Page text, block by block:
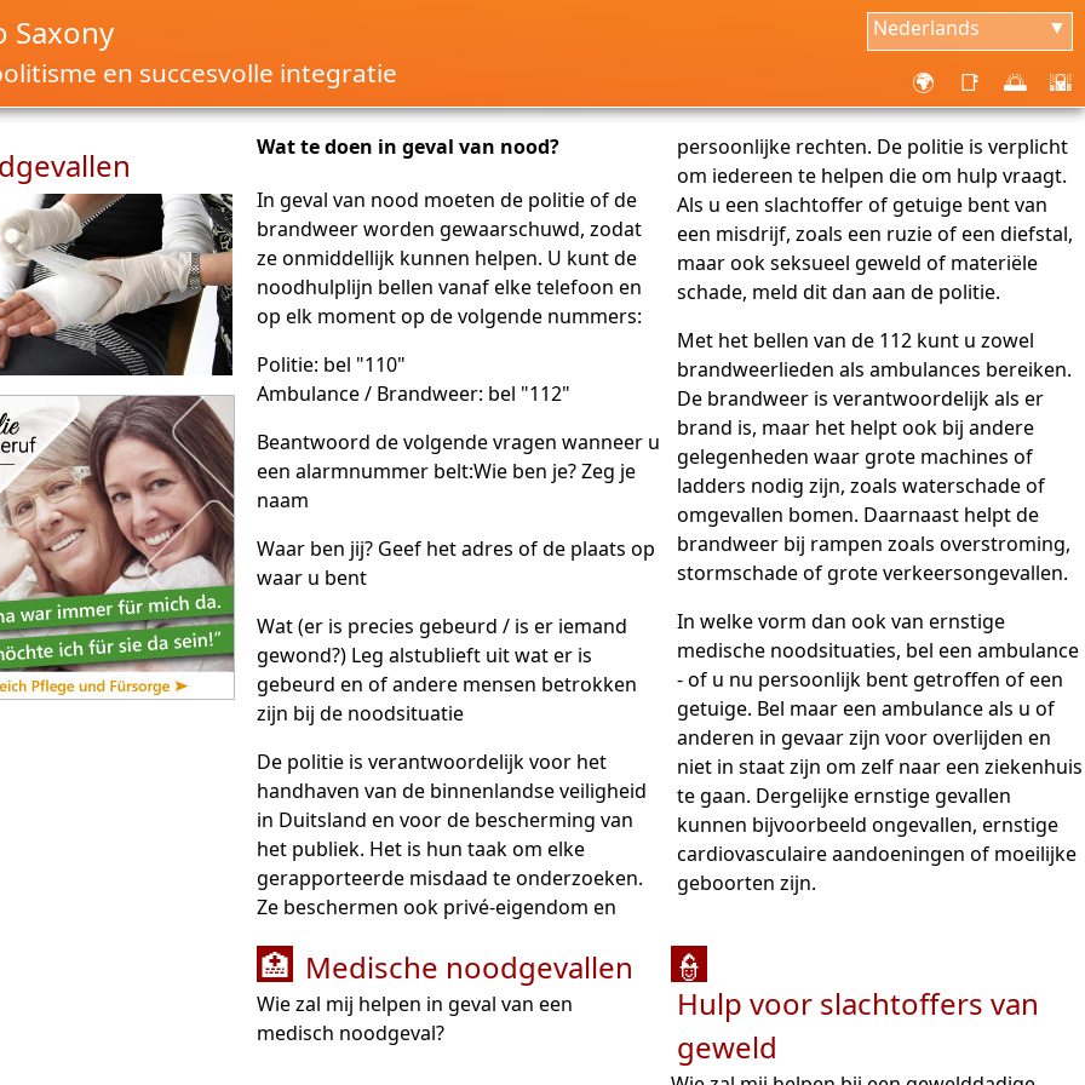
Nederlands ▼
Saxony
en succesvolle integratie 🌍 📑 🌅 🌇
Wat te doen in geval van nood?
In geval van nood moeten de politie of de
brandweer worden gewaarschuwd, zodat
ze onmiddellijk kunnen helpen. U kunt de
noodhulplijn bellen vanaf elke telefoon en
op elk moment op de volgende nummers:
Politie: bel "110"
Ambulance / Brandweer: bel "112"
Beantwoord de volgende vragen wanneer u
een alarmnummer belt:Wie ben je? Zeg je
naam
Waar ben jij? Geef het adres of de plaats op
waar u bent
Wat (er is precies gebeurd / is er iemand
gewond?) Leg alstublieft uit wat er is
gebeurd en of andere mensen betrokken
zijn bij de noodsituatie
De politie is verantwoordelijk voor het
handhaven van de binnenlandse veiligheid
in Duitsland en voor de bescherming van
het publiek. Het is hun taak om elke
gerapporteerde misdaad te onderzoeken.
Ze beschermen ook privé-eigendom en
persoonlijke rechten. De politie is verplicht
om iedereen te helpen die om hulp vraagt.
Als u een slachtoffer of getuige bent van
een misdrijf, zoals een ruzie of een diefstal,
maar ook seksueel geweld of materiële
schade, meld dit dan aan de politie.
Met het bellen van de 112 kunt u zowel
brandweerlieden als ambulances bereiken.
De brandweer is verantwoordelijk als er
brand is, maar het helpt ook bij andere
gelegenheden waar grote machines of
ladders nodig zijn, zoals waterschade of
omgevallen bomen. Daarnaast helpt de
brandweer bij rampen zoals overstroming,
stormschade of grote verkeersongevallen.
In welke vorm dan ook van ernstige
medische noodsituaties, bel een ambulance
- of u nu persoonlijk bent getroffen of een
getuige. Bel maar een ambulance als u of
anderen in gevaar zijn voor overlijden en
niet in staat zijn om zelf naar een ziekenhuis
te gaan. Dergelijke ernstige gevallen
kunnen bijvoorbeeld ongevallen, ernstige
cardiovasculaire aandoeningen of moeilijke
geboorten zijn.
🏥 Medische noodgevallen
Wie zal mij helpen in geval van een
medisch noodgeval?
👮
Hulp voor slachtoffers van
geweld